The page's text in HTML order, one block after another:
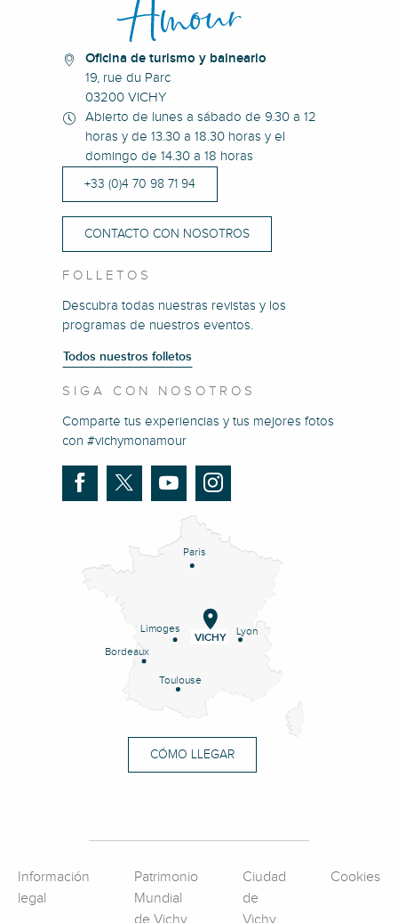
Oficina de turismo y balneario
19, rue du Parc
03200 VICHY
Abierto de lunes a sábado de 9.30 a 12
horas y de 13.30 a 18.30 horas y el
domingo de 14.30 a 18 horas
+33 (0)4 70 98 71 94
CONTACTO CON NOSOTROS
FOLLETOS
Descubra todas nuestras revistas y los
programas de nuestros eventos.
Todos nuestros folletos
SIGA CON NOSOTROS
Comparte tus experiencias y tus mejores fotos
con #vichymonamour
Paris
Lyon
Limoges
Bordeaux
Toulouse
VICHY
CÓMO LLEGAR
Información
legal
Patrimonio
Mundial
Ciudad
de
Cookies